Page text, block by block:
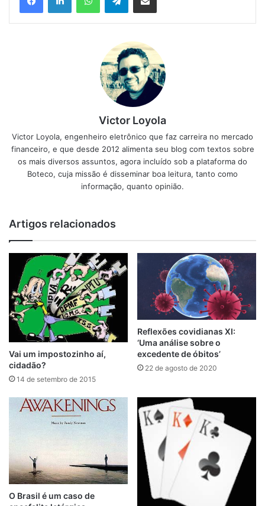
Victor Loyola
Victor Loyola, engenheiro eletrônico que faz carreira no mercado
financeiro, e que desde 2012 alimenta seu blog com textos sobre
os mais diversos assuntos, agora incluído sob a plataforma do
Boteco, cuja missão é disseminar boa leitura, tanto como
informação, quanto opinião.
Artigos relacionados
Vai um impostozinho aí,
cidadão?
14 de setembro de 2015
Reflexões covidianas XI:
‘Uma análise sobre o
excedente de óbitos’
22 de agosto de 2020
O Brasil é um caso de